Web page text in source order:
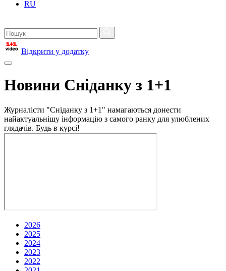
RU
Відкрити у додатку
Новини Сніданку з 1+1
Журналісти "Сніданку з 1+1" намагаються донести
найактуальнішу інформацію з самого ранку для улюблених
глядачів. Будь в курсі!
2026
2025
2024
2023
2022